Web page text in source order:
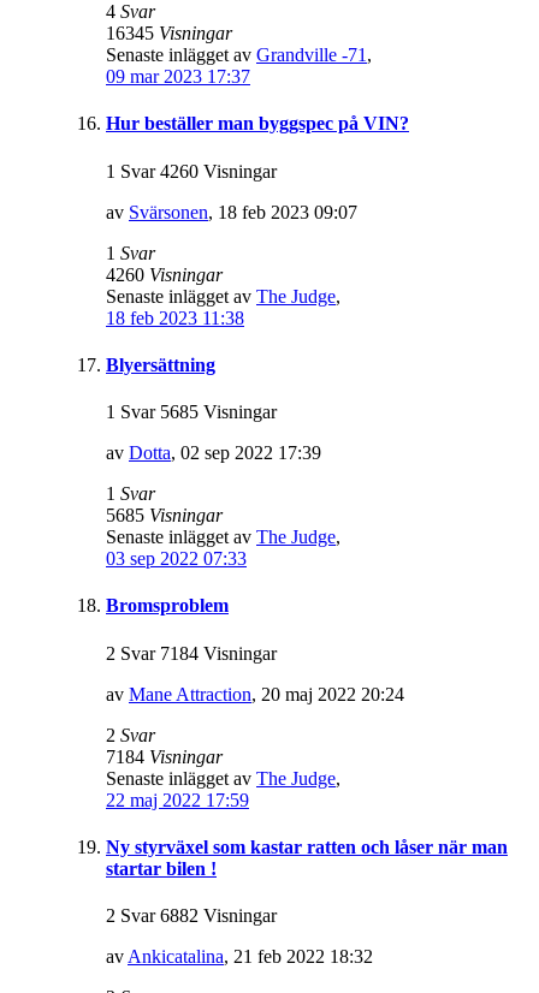
4 Svar
16345 Visningar
Senaste inlägget av Grandville -71 ,
09 mar 2023 17:37
Hur beställer man byggspec på VIN?
1 Svar 4260 Visningar
av Svärsonen, 18 feb 2023 09:07
1 Svar
4260 Visningar
Senaste inlägget av The Judge,
18 feb 2023 11:38
Blyersättning
1 Svar 5685 Visningar
av Dotta, 02 sep 2022 17:39
1 Svar
5685 Visningar
Senaste inlägget av The Judge,
03 sep 2022 07:33
Bromsproblem
2 Svar 7184 Visningar
av Mane Attraction, 20 maj 2022 20:24
2 Svar
7184 Visningar
Senaste inlägget av The Judge,
22 maj 2022 17:59
Ny styrväxel som kastar ratten och låser när man
startar bilen !
2 Svar 6882 Visningar
av Ankicatalina, 21 feb 2022 18:32